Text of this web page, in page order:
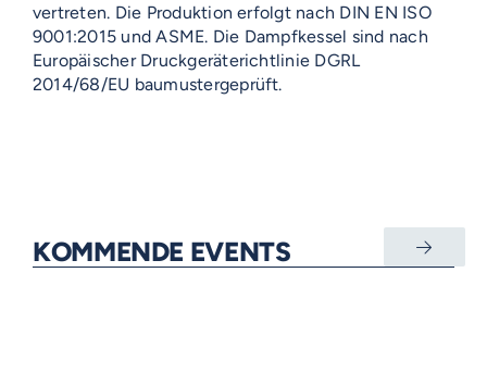
vertreten. Die Produktion erfolgt nach DIN EN ISO
9001:2015 und ASME. Die Dampfkessel sind nach
Europäischer Druckgeräterichtlinie DGRL
2014/68/EU baumustergeprüft.
KOMMENDE EVENTS